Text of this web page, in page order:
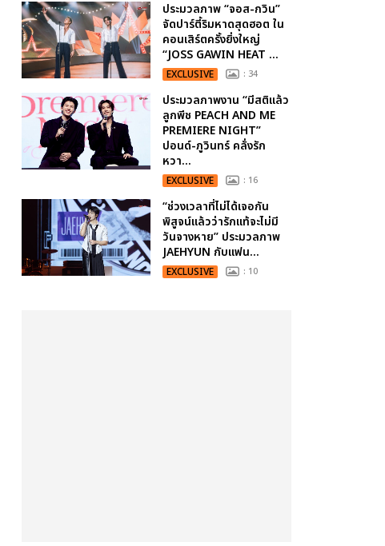
ประมวลภาพ “จอส-กวิน”
จัดปาร์ตี้ริมหาดสุดฮอต ใน
คอนเสิร์ตครั้งยิ่งใหญ่
“JOSS GAWIN HEAT ...
EXCLUSIVE : 34
ประมวลภาพงาน “มีสติแล้ว
ลูกพีช PEACH AND ME
PREMIERE NIGHT”
ปอนด์-ภูวินทร์ คลั่งรัก
หวา...
EXCLUSIVE : 16
“ช่วงเวลาที่ไม่ได้เจอกัน
พิสูจน์แล้วว่ารักแท้จะไม่มี
วันจางหาย” ประมวลภาพ
JAEHYUN กับแฟน...
EXCLUSIVE : 10